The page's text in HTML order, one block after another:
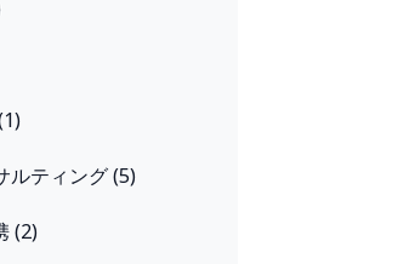
ルティング (5)
(2)